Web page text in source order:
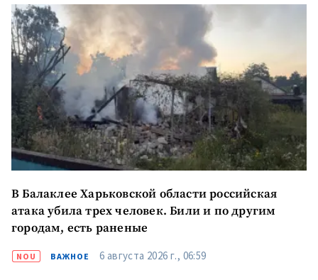
ПОДДЕРЖАТЬ
В Балаклее Харьковской области российская
атака убила трех человек. Били и по другим
городам, есть раненые
NOU ВАЖНОЕ 6 августа 2026 г., 06:59